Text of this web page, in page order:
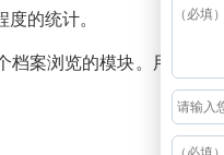
的统计。
案浏览的模块。用户能在